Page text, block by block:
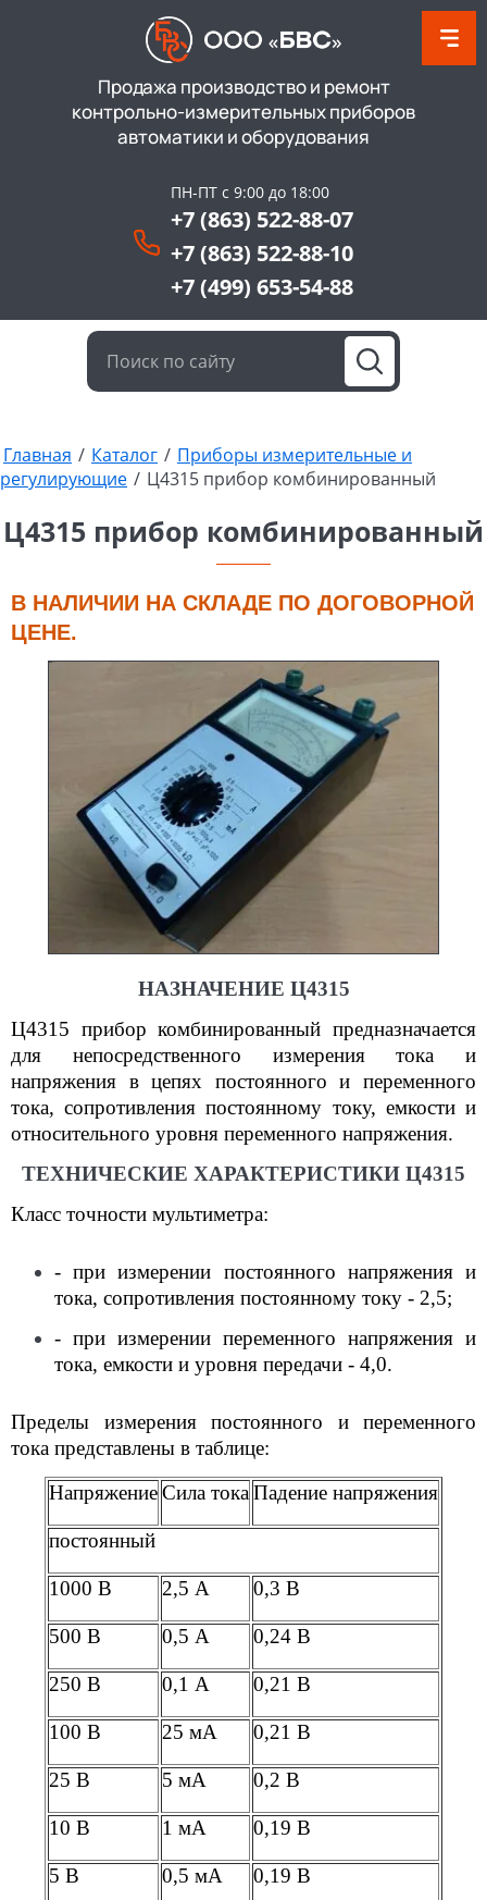
Продажа производство и ремонт
контрольно-измерительных приборов
автоматики и оборудования
ПН-ПТ с 9:00 до 18:00
+7 (863) 522-88-07
+7 (863) 522-88-10
+7 (499) 653-54-88
Главная / Каталог / Приборы измерительные и
регулирующие / Ц4315 прибор комбинированный
Ц4315 прибор комбинированный
В НАЛИЧИИ НА СКЛАДЕ ПО ДОГОВОРНОЙ
ЦЕНЕ.
НАЗНАЧЕНИЕ Ц4315
Ц4315 прибор комбинированный предназначается
для непосредственного измерения тока и
напряжения в цепях постоянного и переменного
тока, сопротивления постоянному току, емкости и
относительного уровня переменного напряжения.
ТЕХНИЧЕСКИЕ ХАРАКТЕРИСТИКИ Ц4315
Класс точности мультиметра:
- при измерении постоянного напряжения и
тока, сопротивления постоянному току - 2,5;
- при измерении переменного напряжения и
тока, емкости и уровня передачи - 4,0.
Пределы измерения постоянного и переменного
тока представлены в таблице:
НапряжениеСила токаПадение напряжения
постоянный
1000 В 2,5 А 0,3 В
500 В 0,5 А 0,24 В
250 В 0,1 А 0,21 В
100 В 25 мА 0,21 В
25 В 5 мА 0,2 В
10 В 1 мА 0,19 В
5 В 0,5 мА 0,19 В